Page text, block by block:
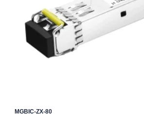
MGBIC-ZX-80